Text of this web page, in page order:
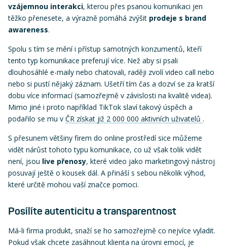
vzájemnou interakci, kterou přes psanou komunikaci jen
těžko přenesete, a výrazně pomáhá zvýšit prodeje s brand
awareness.
Spolu s tím se mění i přístup samotných konzumentů, kteří
tento typ komunikace preferují více. Než aby si psali
dlouhosáhlé e-maily nebo chatovali, raději zvolí video call nebo
nebo si pustí nějaký záznam. Ušetří tím čas a dozví se za kratší
dobu více informací (samozřejmě v závislosti na kvalitě videa).
Mimo jiné i proto například TikTok slaví takový úspěch a
podařilo se mu v ČR získat již 2 000 000 aktivních uživatelů .
S přesunem většiny firem do online prostředí sice můžeme
vidět nárůst tohoto typu komunikace, co už však tolik vidět
není, jsou live přenosy, které video jako marketingový nástroj
posuvají ještě o kousek dál. A přináší s sebou několik výhod,
které určitě mohou vaší značce pomoci.
Posílíte autenticitu a transparentnost
Má-li firma produkt, snaží se ho samozřejmě co nejvíce vyladit.
Pokud však chcete zasáhnout klienta na úrovni emocí, je